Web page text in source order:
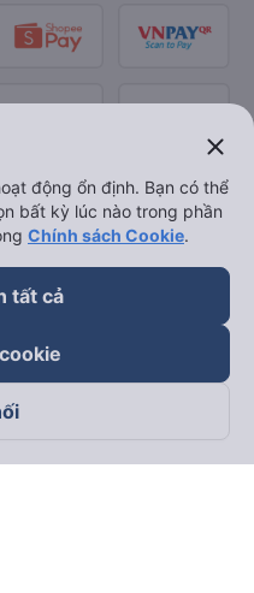
close
động ổn định. Bạn có thể
bất kỳ lúc nào trong phần
Chính sách Cookie.
tất cả